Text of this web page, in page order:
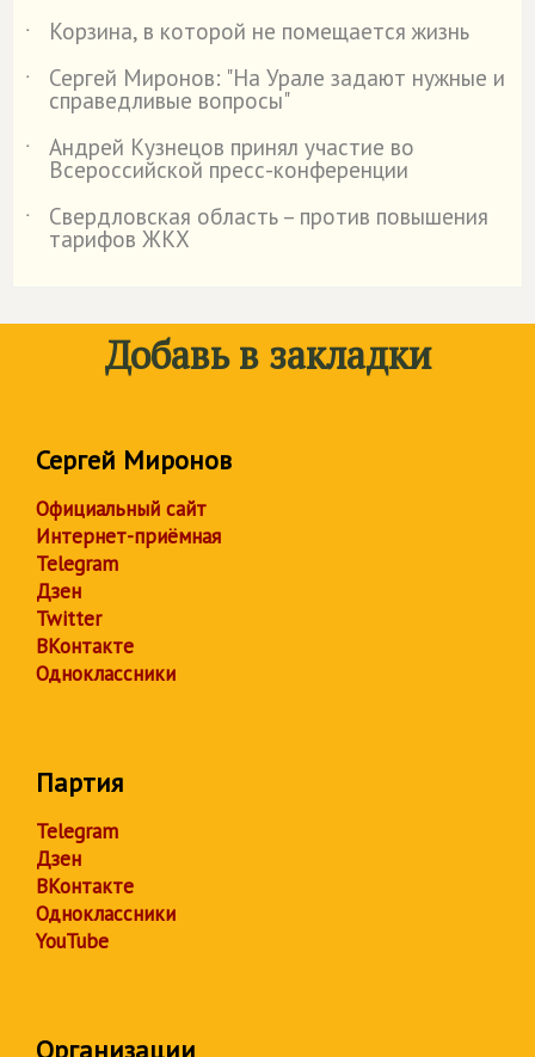
˙
Корзина, в которой не помещается жизнь
˙
Сергей Миронов: "На Урале задают нужные и
справедливые вопросы"
˙
Андрей Кузнецов принял участие во
Всероссийской пресс-конференции
˙
Свердловская область – против повышения
тарифов ЖКХ
Добавь в закладки
Сергей Миронов
Официальный сайт
Интернет-приёмная
Telegram
Дзен
Twitter
ВКонтакте
Одноклассники
Партия
Telegram
Дзен
ВКонтакте
Одноклассники
YouTube
Организации